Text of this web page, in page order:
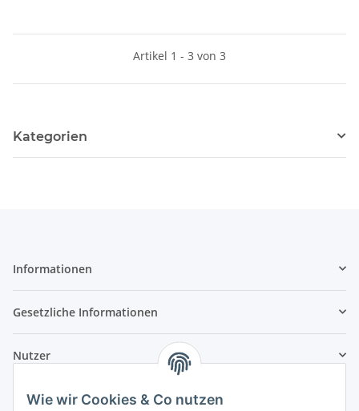
Wie wir Cookies & Co nutzen
Artikel 1 - 3 von 3
Kategorien
Informationen
Gesetzliche Informationen
Nutzer